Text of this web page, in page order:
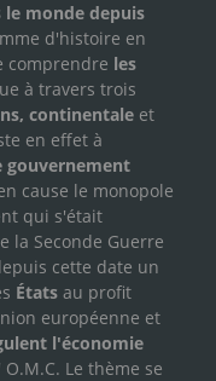
le monde depuis
d'histoire en
comprendre les
à travers trois
continentale et
en effet à
gouvernement
cause le monopole
qui s'était
la Seconde Guerre
cette date un
États au profit
européenne et
l'économie
Le thème se